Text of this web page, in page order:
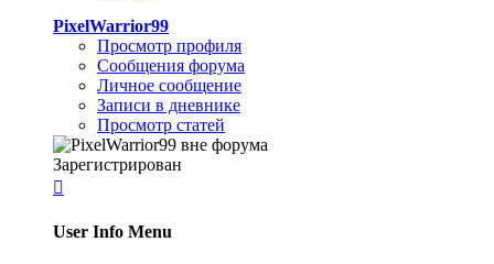
PixelWarrior99
Просмотр профиля
Сообщения форума
Личное сообщение
Записи в дневнике
Просмотр статей
Зарегистрирован

User Info Menu